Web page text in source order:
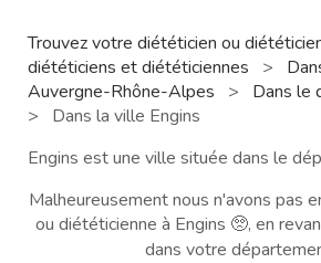
Trouvez votre diététicien ou
diététiciens et diététiciennes
>
Auvergne-Rhône-Alpes
>
Dans le
>
Dans la ville Engins
Engins est une ville située dans le
Malheureusement nous n'avons pas
ou diététicienne à Engins 🥺, en
dans votre